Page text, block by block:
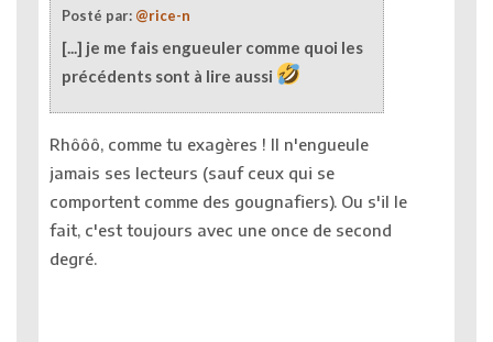
Posté par: @rice-n
[...] je me fais engueuler comme quoi les
précédents sont à lire aussi
Rhôôô, comme tu exagères ! Il n'engueule
jamais ses lecteurs (sauf ceux qui se
comportent comme des gougnafiers). Ou s'il le
fait, c'est toujours avec une once de second
degré.